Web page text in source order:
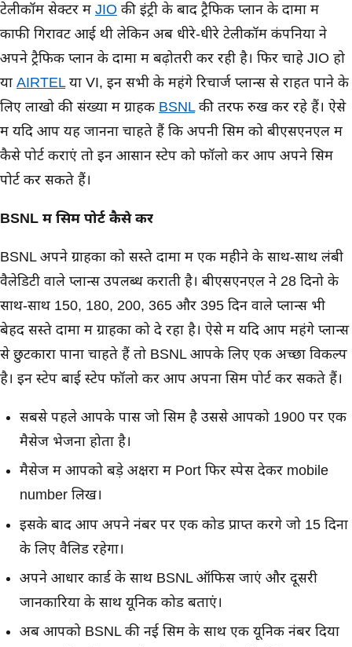
मुख्य समाचार
टेलीकॉम सेक्टर में JIO की इंट्री के बाद ट्रैफिक प्लान के दामों में
काफी गिरावट आई थी लेकिन अब धीरे-धीरे टेलीकॉम कंपनियों ने
अपने ट्रैफिक प्लान के दामों में बढ़ोतरी कर रही है। फिर चाहे JIO हो
या AIRTELया VI, इन सभी के महंगे रिचार्ज प्लान्स से राहत पाने के
लिए लाखो की संख्या में ग्राहक BSNLकी तरफ रुख कर रहे हैं। ऐसे
में यदि आप यह जानना चाहते हैं कि अपनी सिम को बीएसएनएल में
कैसे पोर्ट कराएं तो इन आसान स्टेप को फॉलो कर आप अपने सिम
पोर्ट कर सकते हैं।
BSNL में सिम पोर्ट कैसे करें
BSNL अपने ग्राहकों को सस्ते दामों में एक महीने के साथ-साथ लंबी
वैलेडिटी वाले प्लान्स उपलब्ध कराती है। बीएसएनएल ने 28 दिनो के
साथ-साथ 150, 180, 200, 365 और 395 दिन वाले प्लान्स भी
बेहद सस्ते दामों में ग्राहकों को दे रहा है। ऐसे में यदि आप महंगे प्लान्स
से छुटकारा पाना चाहते हैं तो BSNL आपके लिए एक अच्छा विकल्प
है। इन स्टेप बाई स्टेप फॉलो कर आप अपना सिम पोर्ट कर सकते हैं।
सबसे पहले आपके पास जो सिम है उससे आपको 1900 पर एक
मैसेज भेजना होता है।
मैसेज में आपको बड़े अक्षरों में Port फिर स्पेस देकर mobile
number लिखें।
इसके बाद आप अपने नंबर पर एक कोड प्राप्त करेंगे जो 15 दिनों
के लिए वैलिड रहेगा।
अपने आधार कार्ड के साथ BSNL ऑफिस जाएं और दूसरी
जानकारियों के साथ यूनिक कोड बताएं।
अब आपको BSNL की नई सिम के साथ एक यूनिक नंबर दिया